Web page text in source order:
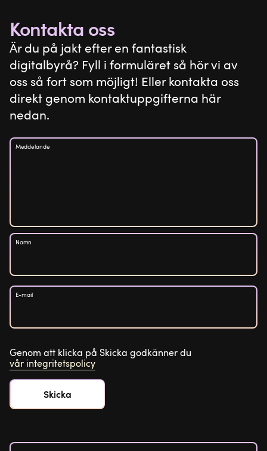
affärsmål.
Kontakta oss
Är du på jakt efter en fantastisk
digitalbyrå? Fyll i formuläret så hör vi av
oss så fort som möjligt! Eller kontakta oss
direkt genom kontaktuppgifterna här
nedan.
Meddelande
Namn
E-mail
Genom att klicka på Skicka godkänner du
vår integritetspolicy